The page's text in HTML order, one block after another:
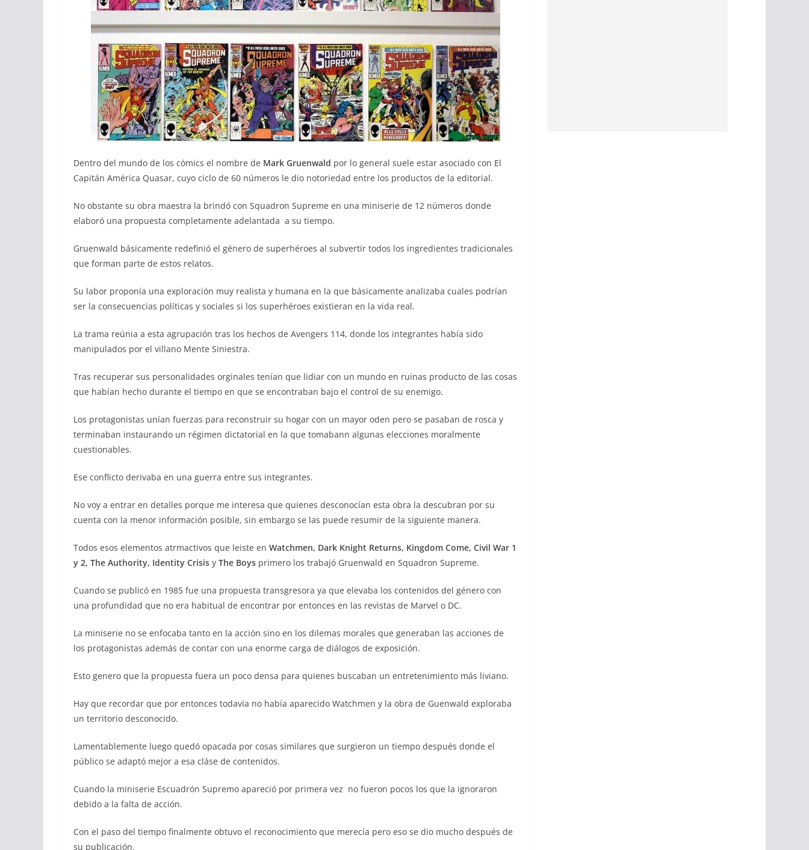
Dentro del mundo de los cómics el nombre de Mark Gruenwald por lo general suele estar asociado con El
Capitán América Quasar, cuyo ciclo de 60 números le dio notoriedad entre los productos de la editorial.
No obstante su obra maestra la brindó con Squadron Supreme en una miniserie de 12 números donde
elaboró una propuesta completamente adelantada a su tiempo.
Gruenwald básicamente redefinió el género de superhéroes al subvertir todos los ingredientes tradicionales
que forman parte de estos relatos.
Su labor proponía una exploración muy realista y humana en la que básicamente analizaba cuales podrían
ser la consecuencias políticas y sociales si los superhéroes existieran en la vida real.
La trama reúnia a esta agrupación tras los hechos de Avengers 114, donde los integrantes había sido
manipulados por el villano Mente Siniestra.
Tras recuperar sus personalidades orginales tenían que lidiar con un mundo en ruinas producto de las cosas
que habían hecho durante el tiempo en que se encontraban bajo el control de su enemigo.
Los protagonistas unían fuerzas para reconstruir su hogar con un mayor oden pero se pasaban de rosca y
terminaban instaurando un régimen dictatorial en la que tomabann algunas elecciones moralmente
cuestionables.
Ese conflicto derivaba en una guerra entre sus integrantes.
No voy a entrar en detalles porque me interesa que quienes desconocían esta obra la descubran por su
cuenta con la menor información posible, sin embargo se las puede resumir de la siguiente manera.
Todos esos elementos atrmactivos que leiste en Watchmen, Dark Knight Returns, Kingdom Come, Civil War 1
y 2, The Authority, Identity Crisis y The Boys primero los trabajó Gruenwald en Squadron Supreme.
Cuando se publicó en 1985 fue una propuesta transgresora ya que elevaba los contenidos del género con
una profundidad que no era habitual de encontrar por entonces en las revistas de Marvel o DC.
La miniserie no se enfocaba tanto en la acción sino en los dilemas morales que generaban las acciones de
los protagonistas además de contar con una enorme carga de diálogos de exposición.
Esto genero que la propuesta fuera un poco densa para quienes buscaban un entretenimiento más liviano.
Hay que recordar que por entonces todavía no había aparecido Watchmen y la obra de Guenwald exploraba
un territorio desconocido.
Lamentablemente luego quedó opacada por cosas similares que surgieron un tiempo después donde el
público se adaptó mejor a esa cláse de contenidos.
Cuando la miniserie Escuadrón Supremo apareció por primera vez no fueron pocos los que la ignoraron
debido a la falta de acción.
Con el paso del tiempo finalmente obtuvo el reconocimiento que merecía pero eso se dio mucho después de
su publicación.